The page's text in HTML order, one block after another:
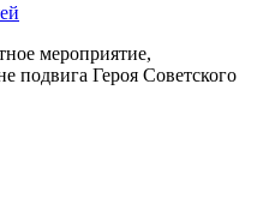
мероприятие,
подвига Героя Советского